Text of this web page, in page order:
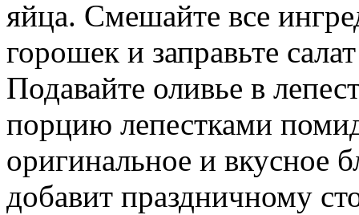
яйца. Смешайте все
горошек и заправьте
Подавайте оливье в
порцию лепестками
оригинальное и вкусное
добавит праздничному